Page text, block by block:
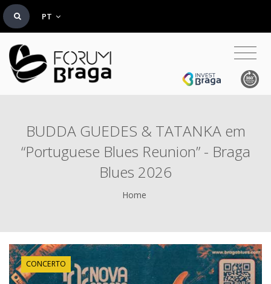
PT
BUDDA GUEDES & TATANKA em
“Portuguese Blues Reunion” - Braga
Blues 2026
Home
CONCERTO